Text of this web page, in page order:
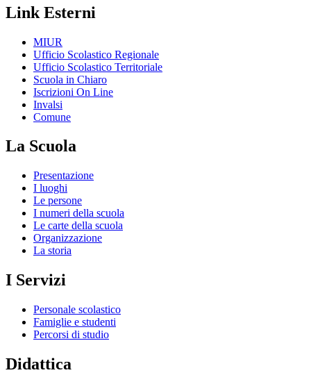
Link Esterni
MIUR
Ufficio Scolastico Regionale
Ufficio Scolastico Territoriale
Scuola in Chiaro
Iscrizioni On Line
Invalsi
Comune
La Scuola
Presentazione
I luoghi
Le persone
I numeri della scuola
Le carte della scuola
Organizzazione
La storia
I Servizi
Personale scolastico
Famiglie e studenti
Percorsi di studio
Didattica